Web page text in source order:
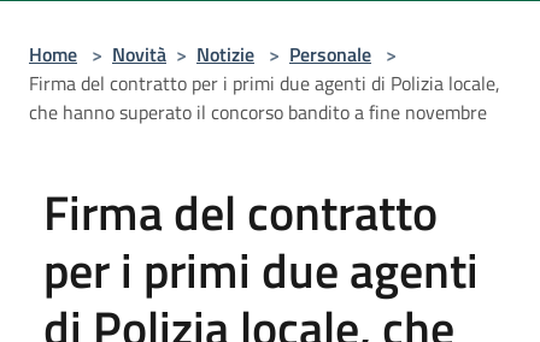
Home > Novità > Notizie > Personale >
Firma del contratto per i primi due agenti di Polizia locale,
che hanno superato il concorso bandito a fine novembre
Firma del contratto
per i primi due agenti